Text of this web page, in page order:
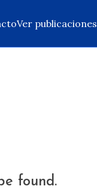
Ver publicaciones
found.